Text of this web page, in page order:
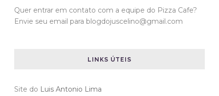
Quer entrar em contato com a equipe do Pizza Cafe?
Envie seu email para blogdojuscelino@gmail.com
LINKS ÚTEIS
Site do Luis Antonio Lima